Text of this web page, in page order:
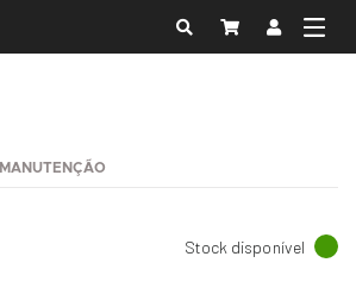
MANUTENÇÃO
Stock disponível